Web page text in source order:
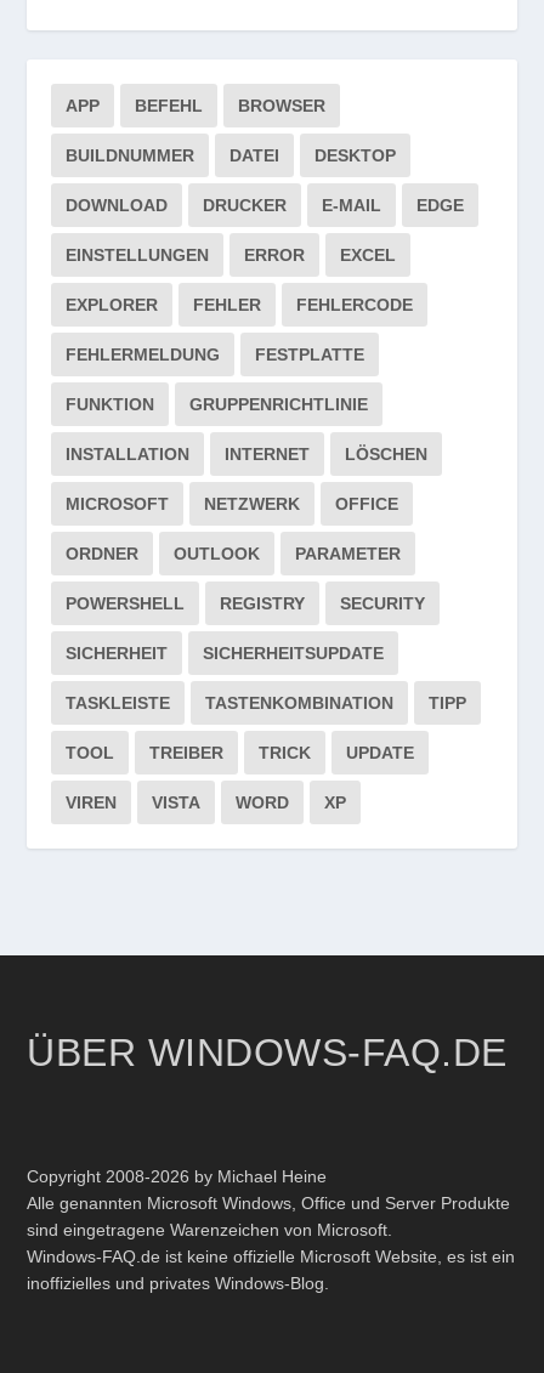
APP BEFEHL BROWSER
BUILDNUMMER DATEI DESKTOP
DOWNLOAD DRUCKER E-MAIL EDGE
EINSTELLUNGEN ERROR EXCEL
EXPLORER FEHLER FEHLERCODE
FEHLERMELDUNG FESTPLATTE
FUNKTION GRUPPENRICHTLINIE
INSTALLATION INTERNET LÖSCHEN
MICROSOFT NETZWERK OFFICE
ORDNER OUTLOOK PARAMETER
POWERSHELL REGISTRY SECURITY
SICHERHEIT SICHERHEITSUPDATE
TASKLEISTE TASTENKOMBINATION TIPP
TOOL TREIBER TRICK UPDATE
VIREN VISTA WORD XP
ÜBER WINDOWS-FAQ.DE
Copyright 2008-2026 by Michael Heine
Alle genannten Microsoft Windows, Office und Server Produkte
sind eingetragene Warenzeichen von Microsoft.
Windows-FAQ.de ist keine offizielle Microsoft Website, es ist ein
inoffizielles und privates Windows-Blog.